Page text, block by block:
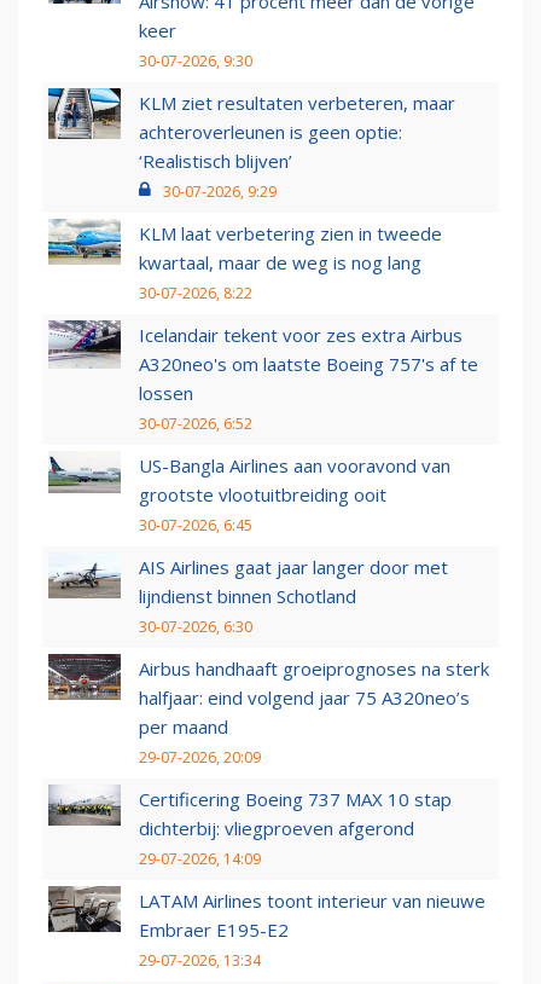
keer
30-07-2026, 9:30
KLM ziet resultaten verbeteren, maar
achteroverleunen is geen optie:
‘Realistisch blijven’
30-07-2026, 9:29
KLM laat verbetering zien in tweede
kwartaal, maar de weg is nog lang
30-07-2026, 8:22
Icelandair tekent voor zes extra Airbus
A320neo's om laatste Boeing 757's af te
lossen
30-07-2026, 6:52
US-Bangla Airlines aan vooravond van
grootste vlootuitbreiding ooit
30-07-2026, 6:45
AIS Airlines gaat jaar langer door met
lijndienst binnen Schotland
30-07-2026, 6:30
Airbus handhaaft groeiprognoses na sterk
halfjaar: eind volgend jaar 75 A320neo’s
per maand
29-07-2026, 20:09
Certificering Boeing 737 MAX 10 stap
dichterbij: vliegproeven afgerond
29-07-2026, 14:09
LATAM Airlines toont interieur van nieuwe
Embraer E195-E2
29-07-2026, 13:34